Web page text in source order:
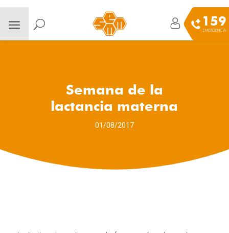
159
EMERGENCIA
Semana de la
lactancia materna
01/08/2017